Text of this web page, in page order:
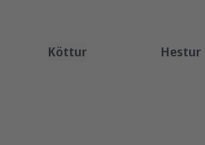
Köttur Hestur